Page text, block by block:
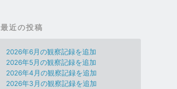
最近の投稿
2026年6月の観察記録を追加
2026年5月の観察記録を追加
2026年4月の観察記録を追加
2026年3月の観察記録を追加